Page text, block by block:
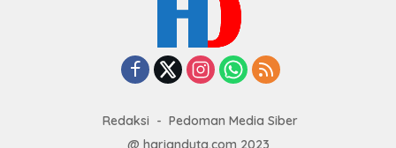
Redaksi
Pedoman Media Siber
@ harianduta.com 2023